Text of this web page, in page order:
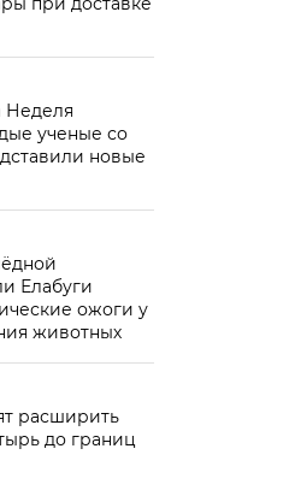
Неделя
ученые со
новые
Елабуги
ожоги у
животных
расширить
до границ